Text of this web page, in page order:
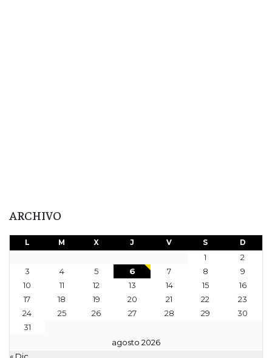
ARCHIVO
agosto 2026
L M X J V S D
1
2
3
4 5 6 7 8
9
10
11 12 13 14 15
16
17
18 19 20 21 22
23
24
25 26 27 28 29
30
31